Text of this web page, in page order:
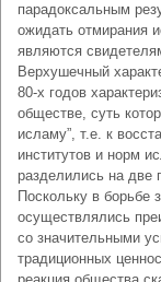
парадоксальным
ожидать отмирания
являются
Верхушечный
80-х годов
обществе, суть
исламу”, т.е. к
институтов и норм
разделились на две
Поскольку в борьбе
осуществлялись
со значительными
традиционных